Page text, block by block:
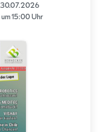
30.07.2026
15:00 Uhr